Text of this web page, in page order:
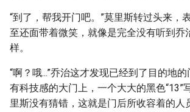
“到了，帮我开门吧。”莫里斯转过头来，
至还面带着微笑，就像是完全没有听到乔
样。
“啊？哦...”乔治这才发现已经到了目的地
有科技感的大门上，一个大大的黑色“13”
里斯没有猜错，这就是门后所收容着的人